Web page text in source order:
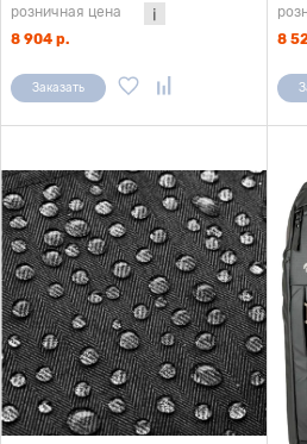
розничная цена
8 904 р.
Заказать
8